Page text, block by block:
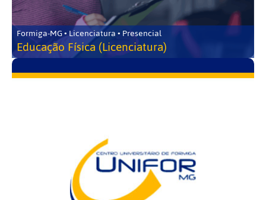
Formiga-MG • Licenciatura • Presencial
Educação Física (Licenciatura)